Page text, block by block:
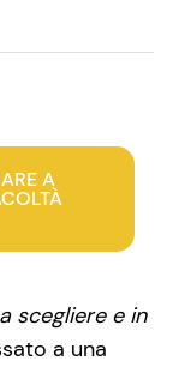
A
scegliere e in
a una